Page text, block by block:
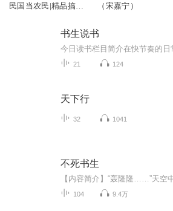
民国当农民|精品搞笑
（宋嘉宁）
书生说书
21 124
天下行
32 1041
不死书生
104 9.4万